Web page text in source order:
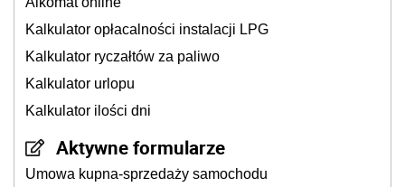
Kalkulator opłacalności instalacji LPG
Kalkulator ryczałtów za paliwo
Kalkulator urlopu
Kalkulator ilości dni
Aktywne formularze
Umowa kupna-sprzedaży samochodu